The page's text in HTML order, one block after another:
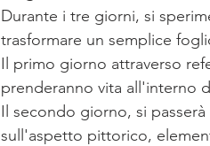
Durante i tre giorni, si
trasformare un semplice
Il primo giorno attraverso
prenderanno vita all'interno
Il secondo giorno, si
sull'aspetto pittorico,